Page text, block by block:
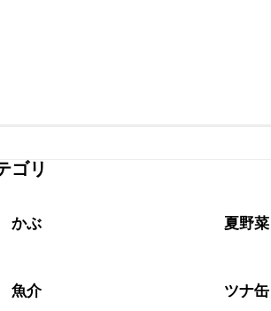
す。なるべくお早めにお召し上がりください。
ゴリ
かぶ 夏野菜
魚介 ツナ缶